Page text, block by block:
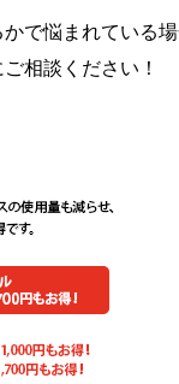
で悩まれている
相談ください！